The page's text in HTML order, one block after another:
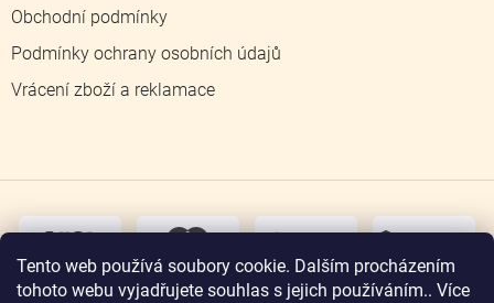
Tento web používá soubory cookie. Dalším procházením
tohoto webu vyjadřujete souhlas s jejich používáním.. Více
Obchodní podmínky
Podmínky ochrany osobních údajů
Vrácení zboží a reklamace
osobní